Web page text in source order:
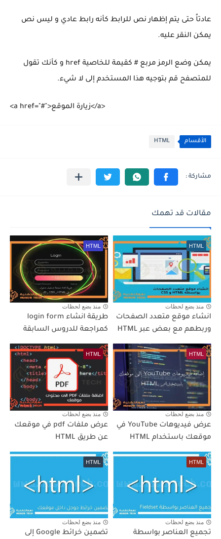
عادتاً حتى يتم إظهار نص للرابط كأنه رابط عادي و ليس نص
يمكن النقر عليه.
يمكن وضع الرمز مربع # كقيمة للخاصية href و كأنك تقول
للمتصفح قم بتوجيه هذا المستخدم إلى لا شيء.
<a href="#">زيارة الموقع</a>
الأقسام HTML
مقالات قد تهمك
HTML
منذ بضع لحظات
انشاء موقع متعدد الصفحات
وربطهم مع بعض عبر HTML
HTML
منذ بضع لحظات
طريقة انشاء login form
كمراجعة للدروس السابقة
HTML
منذ بضع لحظات
عرض فيديوهات YouTube في
موقعك باستخدام HTML
HTML
منذ بضع لحظات
عرض ملفات pdf في موقعك
عن طريق HTML
HTML
منذ بضع لحظات
تجميع العناصر بواسطة
HTML
منذ بضع لحظات
تضمين خرائط Google إلى